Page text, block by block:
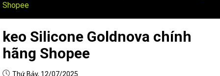
Shopee
keo Silicone Goldnova chính
hãng Shopee
Thứ Bảy, 12/07/2025